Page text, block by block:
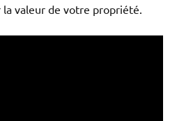
valeur de votre propriété.